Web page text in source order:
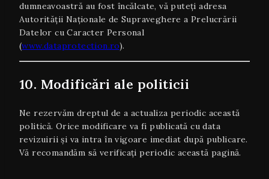
dumneavoastră au fost încălcate, vă puteți adresa
Autorității Naționale de Supraveghere a Prelucrării
Datelor cu Caracter Personal
(www.dataprotection.ro).
10. Modificări ale politicii
Ne rezervăm dreptul de a actualiza periodic această
politică. Orice modificare va fi publicată cu data
revizuirii și va intra în vigoare imediat după publicare.
Vă recomandăm să verificați periodic această pagină.